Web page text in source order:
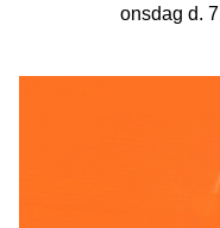
onsdag d.